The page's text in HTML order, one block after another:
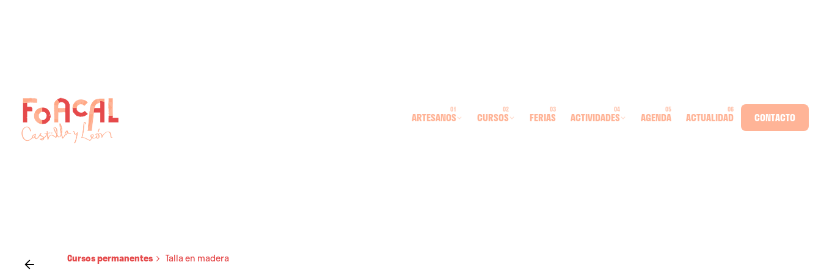
ARTESANOS CURSOS FERIAS ACTIVIDADES AGENDA ACTUALIDAD CONTACTO
Cursos permanentes Talla en madera